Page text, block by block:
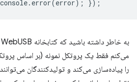
console. error(error); });
را پیاده‌سازی می‌کند و تولیدکنندگان